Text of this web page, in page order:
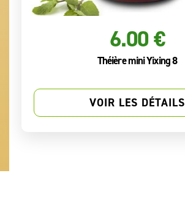
6.00 €
Théière mini Yixing 8
VOIR LES DÉTAILS